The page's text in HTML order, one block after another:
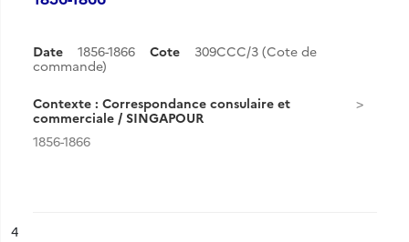
Date 1856-1866 Cote
309CCC/3 (Cote de
commande)
Contexte : Correspondance consulaire et
commerciale / SINGAPOUR
1856-1866
n°
4